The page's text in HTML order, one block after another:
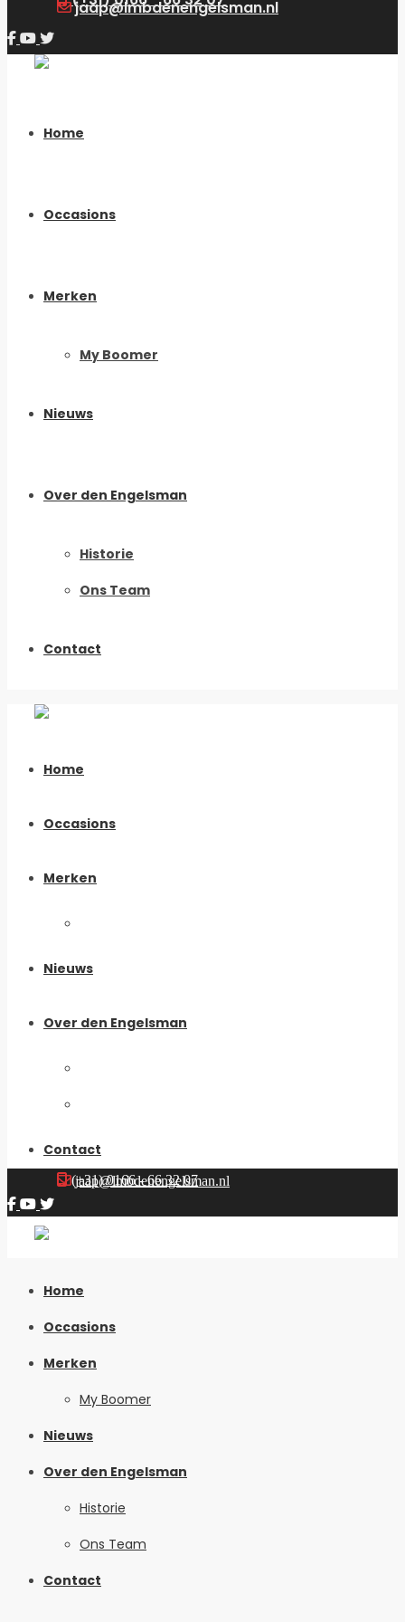
jaap@lmbdenengelsman.nl
Home
Occasions
Merken
My Boomer
Nieuws
Over den Engelsman
Historie
Ons Team
Contact
Home
Occasions
Merken
Nieuws
Over den Engelsman
Contact
(+31) 0166 - 66 32 07
jaap@lmbdenengelsman.nl
Home
Occasions
Merken
My Boomer
Nieuws
Over den Engelsman
Historie
Ons Team
Contact